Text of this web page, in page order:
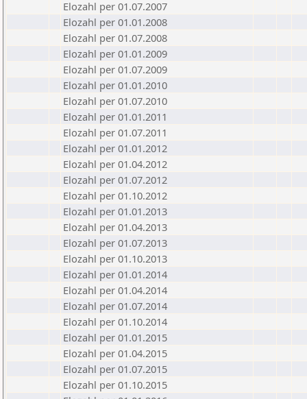
Elozahl per 01.07.2007
Elozahl per 01.01.2008
Elozahl per 01.07.2008
Elozahl per 01.01.2009
Elozahl per 01.07.2009
Elozahl per 01.01.2010
Elozahl per 01.07.2010
Elozahl per 01.01.2011
Elozahl per 01.07.2011
Elozahl per 01.01.2012
Elozahl per 01.04.2012
Elozahl per 01.07.2012
Elozahl per 01.10.2012
Elozahl per 01.01.2013
Elozahl per 01.04.2013
Elozahl per 01.07.2013
Elozahl per 01.10.2013
Elozahl per 01.01.2014
Elozahl per 01.04.2014
Elozahl per 01.07.2014
Elozahl per 01.10.2014
Elozahl per 01.01.2015
Elozahl per 01.04.2015
Elozahl per 01.07.2015
Elozahl per 01.10.2015